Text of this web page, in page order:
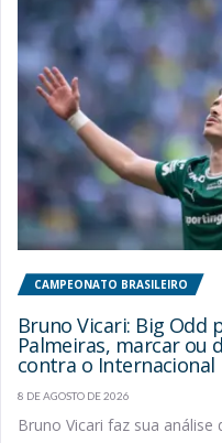
CAMPEONATO BRASILEIRO
Bruno Vicari: Big Odd
Palmeiras, marcar ou
contra o Internacional
8 DE AGOSTO DE 2026
Bruno Vicari faz sua análise